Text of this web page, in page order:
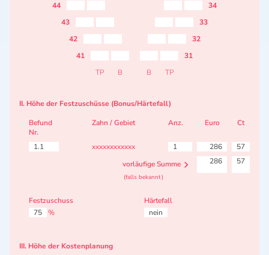
44
34
43
33
42
32
41
31
TP
B B TP
II. Höhe der Festzuschüsse (Bonus/Härtefall)
Befund
Nr.
Zahn / Gebiet Anz. Euro Ct
1.1 xxxxxxxxxxxx 1 286
57
vorläufige Summe
286 57
(falls bekannt)
Festzuschuss
75
%
Härtefall
nein
III. Höhe der Kostenplanung